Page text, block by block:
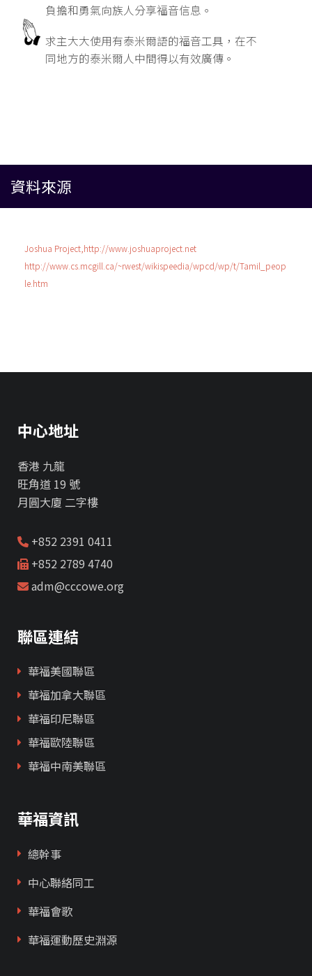
負擔和勇氣向族人分享福音信息。
求主大大使用有泰米爾語的福音工具，在不
同地方的泰米爾人中間得以有效廣傳。
資料來源
Joshua Project,http://www.joshuaproject.net
http://www.cs.mcgill.ca/~rwest/wikispeedia/wpcd/wp/t/Tamil_peop
le.htm
中心地址
香港 九龍
旺角道 19 號
月圓大廈 二字樓
+852 2391 0411
+852 2789 4740
adm@cccowe.org
聯區連結
華福美國聯區
華福加拿大聯區
華福印尼聯區
華福歐陸聯區
華福中南美聯區
華福資訊
總幹事
中心聯絡同工
華福會歌
華福運動歷史淵源